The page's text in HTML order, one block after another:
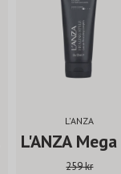
L'ANZA
259 kr